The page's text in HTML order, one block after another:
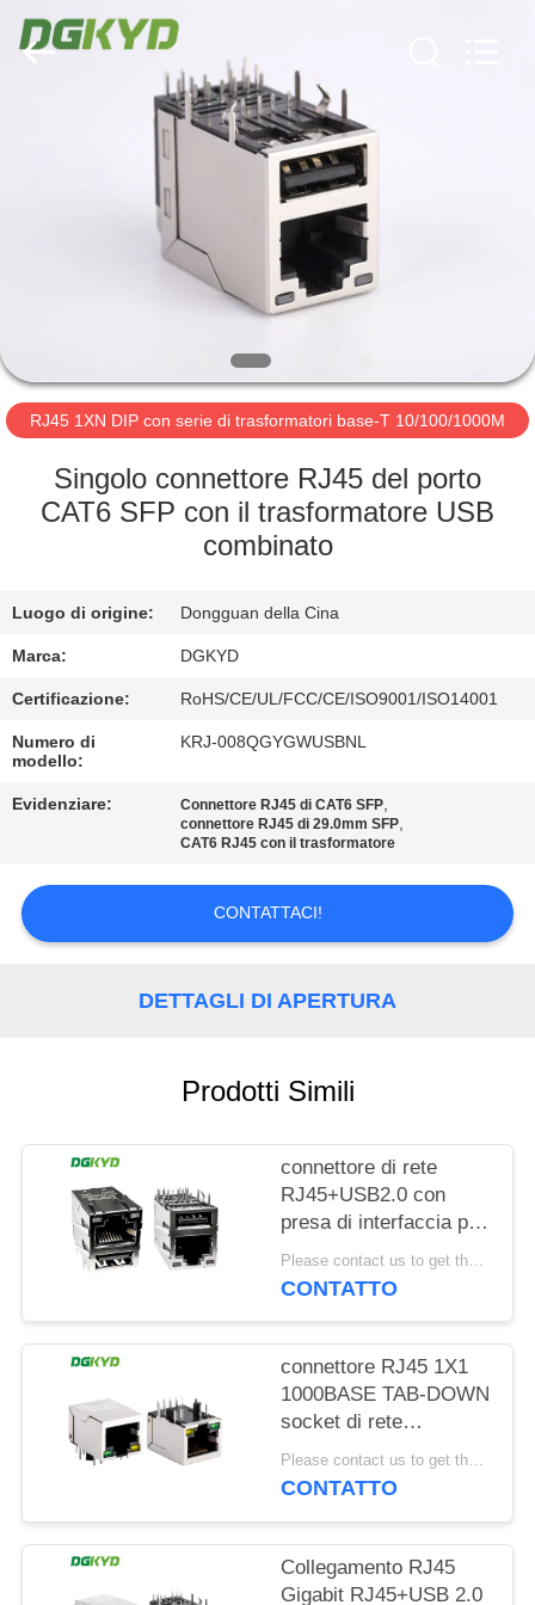
PRODOTTI
CIRCA
NOI
GIRO
CONTROLLO
DI
QUALITÀ
CONTATTICI
RICHIEDA
SULLA
PRIVACY
Keyouda
Electronic
Technology
RJ45 1XN DIP con serie di trasformatori base-T 10/100/1000M
Singolo connettore RJ45 del porto
CAT6 SFP con il trasformatore USB
combinato
Luogo di origine: Dongguan della Cina
Marca: DGKYD
Certificazione: RoHS/CE/UL/FCC/CE/ISO9001/ISO14001
Numero di
modello:
KRJ-008QGYGWUSBNL
Evidenziare: Connettore RJ45 di CAT6 SFP,
connettore RJ45 di 29.0mm SFP,
CAT6 RJ45 con il trasformatore
CONTATTACI!
DETTAGLI DI APERTURA
Prodotti Simili
connettore di rete
RJ45+USB2.0 con
presa di interfaccia per
luce e schermatura
DGKYD611U2Q008DF5WD
Please contact us to get the latest price. MOQ:1 pezzo
CONTATTO
connettore RJ45 1X1
1000BASE TAB-DOWN
socket di rete
connettore Ethernet
interfaccia RJ45
Please contact us to get the latest price. MOQ:1 pezzo
CONTATTO
Collegamento RJ45
Gigabit RJ45+USB 2.0